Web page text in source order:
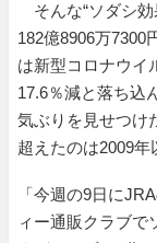
そんな“ソダシ効
182億8906万7300
は新型コロナウイ
17.6％減と落ち込
気ぶりを見せつけ
超えたのは2009年
「今週の9日に
ィー通販クラブで